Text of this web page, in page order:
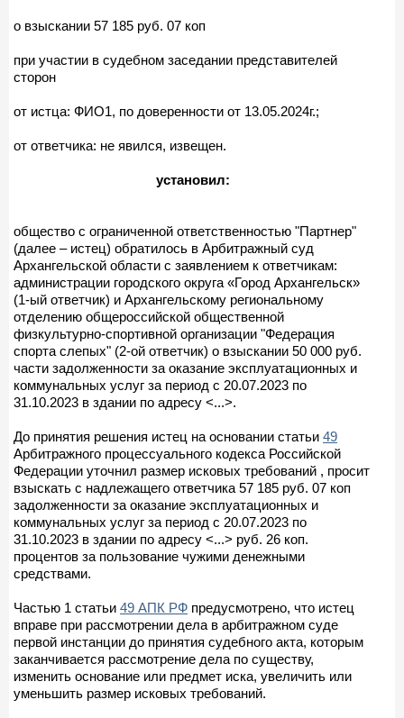
о взыскании 57 185 руб. 07 коп
при участии в судебном заседании представителей
сторон
от истца: ФИО1, по доверенности от 13.05.2024г.;
от ответчика: не явился, извещен.
установил:
общество с ограниченной ответственностью "Партнер"
(далее – истец) обратилось в Арбитражный суд
Архангельской области с заявлением к ответчикам:
администрации городского округа «Город Архангельск»
(1-ый ответчик) и Архангельскому региональному
отделению общероссийской общественной
физкультурно-спортивной организации "Федерация
спорта слепых" (2-ой ответчик) о взыскании 50 000 руб.
части задолженности за оказание эксплуатационных и
коммунальных услуг за период с 20.07.2023 по
31.10.2023 в здании по адресу <...>.
До принятия решения истец на основании статьи 49
Арбитражного процессуального кодекса Российской
Федерации уточнил размер исковых требований , просит
взыскать с надлежащего ответчика 57 185 руб. 07 коп
задолженности за оказание эксплуатационных и
коммунальных услуг за период с 20.07.2023 по
31.10.2023 в здании по адресу <...> руб. 26 коп.
процентов за пользование чужими денежными
средствами.
Частью 1 статьи 49 АПК РФ предусмотрено, что истец
вправе при рассмотрении дела в арбитражном суде
первой инстанции до принятия судебного акта, которым
заканчивается рассмотрение дела по существу,
изменить основание или предмет иска, увеличить или
уменьшить размер исковых требований.